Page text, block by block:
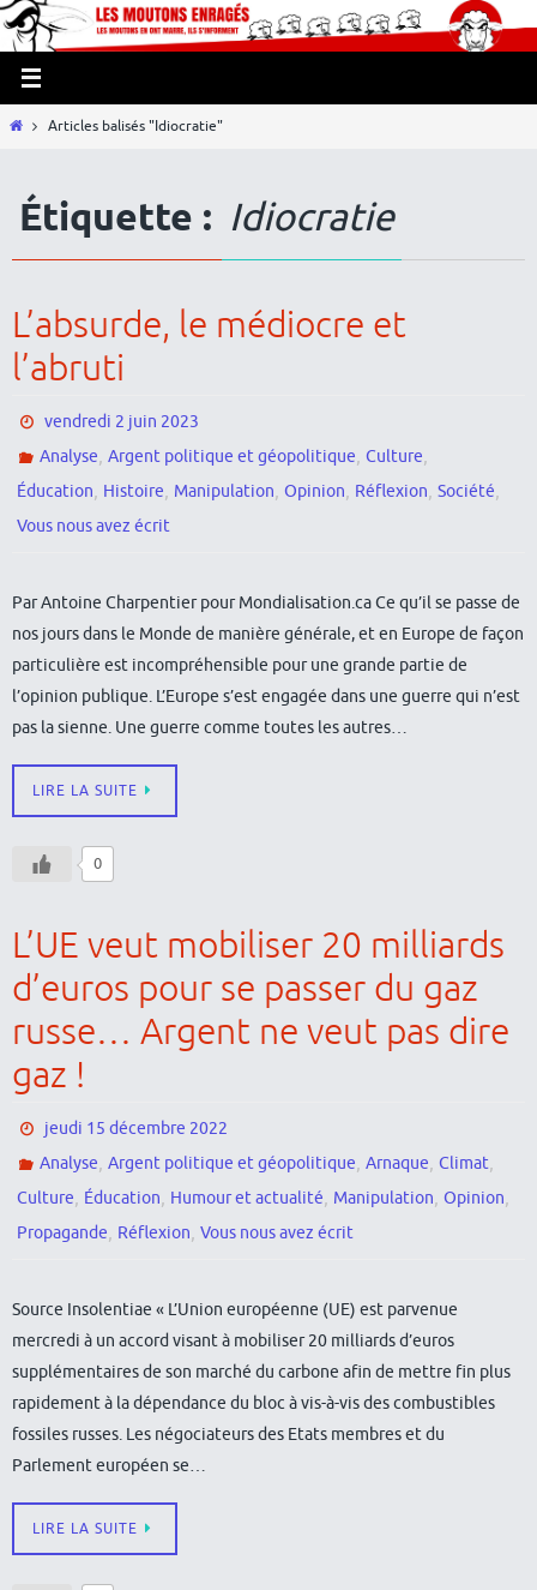
Panneau de gestion des cookies
Passer
vers
contenu
HomeArticles balisés "Idiocratie"
Étiquette : Idiocratie
L’absurde, le médiocre et
l’abruti
vendredi 2 juin 2023
Analyse,Argent politique et géopolitique,Culture,
Éducation, Histoire, Manipulation, Opinion, Réflexion, Société,
Vous nous avez écrit
Par Antoine Charpentier pour Mondialisation.ca Ce qu’il se passe de
nos jours dans le Monde de manière générale, et en Europe de façon
particulière est incompréhensible pour une grande partie de
l’opinion publique. L’Europe s’est engagée dans une guerre qui n’est
pas la sienne. Une guerre comme toutes les autres…
LIRE LA SUITE
0
L’UE veut mobiliser 20 milliards
d’euros pour se passer du gaz
russe… Argent ne veut pas dire
gaz !
jeudi 15 décembre 2022
Analyse,Argent politique et géopolitique,Arnaque,Climat,
Culture, Éducation, Humour et actualité, Manipulation, Opinion,
Propagande, Réflexion, Vous nous avez écrit
Source Insolentiae « L’Union européenne (UE) est parvenue
mercredi à un accord visant à mobiliser 20 milliards d’euros
supplémentaires de son marché du carbone afin de mettre fin plus
rapidement à la dépendance du bloc à vis-à-vis des combustibles
fossiles russes. Les négociateurs des Etats membres et du
Parlement européen se…
LIRE LA SUITE